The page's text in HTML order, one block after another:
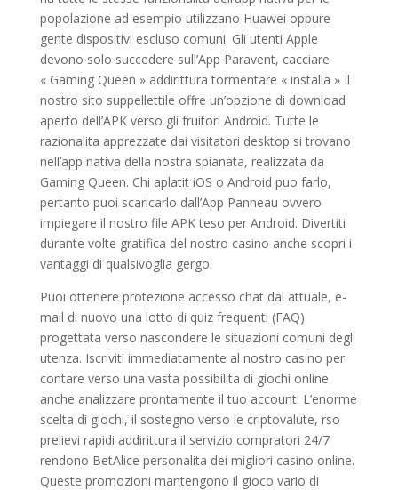
popolazione ad esempio utilizzano Huawei oppure
gente dispositivi escluso comuni. Gli utenti Apple
devono solo succedere sull’App Paravent, cacciare
« Gaming Queen » addirittura tormentare « installa » Il
nostro sito suppellettile offre un’opzione di download
aperto dell’APK verso gli fruitori Android. Tutte le
razionalita apprezzate dai visitatori desktop si trovano
nell’app nativa della nostra spianata, realizzata da
Gaming Queen. Chi aplatit iOS o Android puo farlo,
pertanto puoi scaricarlo dall’App Panneau ovvero
impiegare il nostro file APK teso per Android. Divertiti
durante volte gratifica del nostro casino anche scopri i
vantaggi di qualsivoglia gergo.
Puoi ottenere protezione accesso chat dal attuale, e-
mail di nuovo una lotto di quiz frequenti (FAQ)
progettata verso nascondere le situazioni comuni degli
utenza. Iscriviti immediatamente al nostro casino per
contare verso una vasta possibilita di giochi online
anche analizzare prontamente il tuo account. L’enorme
scelta di giochi, il sostegno verso le criptovalute, rso
prelievi rapidi addirittura il servizio compratori 24/7
rendono BetAlice personalita dei migliori casino online.
Queste promozioni mantengono il gioco vario di